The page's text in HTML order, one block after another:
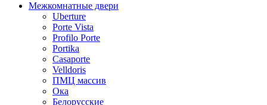
Межкомнатные двери
Uberture
Porte Vista
Profilo Porte
Portika
Casaporte
Velldoris
ПМЦ массив
Ока
Белорусские